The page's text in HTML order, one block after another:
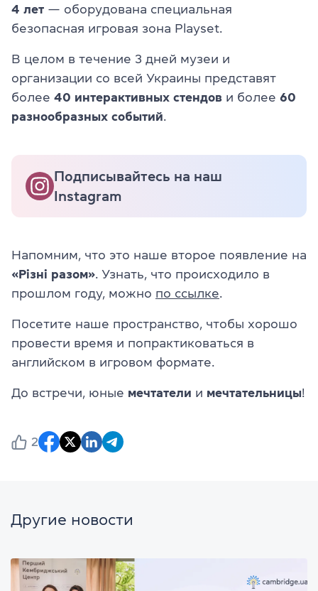
4 лет — оборудована специальная
безопасная игровая зона Playset.
В целом в течение 3 дней музеи и
организации со всей Украины представят
более 40 интерактивных стендов и более 60
разнообразных событий.
Подписывайтесь на наш
Instagram
Напомним, что это наше второе появление на
«Різні разом». Узнать, что происходило в
прошлом году, можно по ссылке.
Посетите наше пространство, чтобы хорошо
провести время и попрактиковаться в
английском в игровом формате.
До встречи, юные мечтатели и мечтательницы!
2
Другие новости